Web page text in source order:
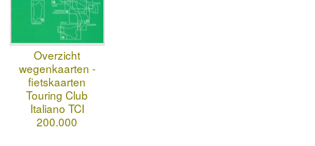
Overzicht
wegenkaarten -
fietskaarten
Touring Club
Italiano TCI
200.000